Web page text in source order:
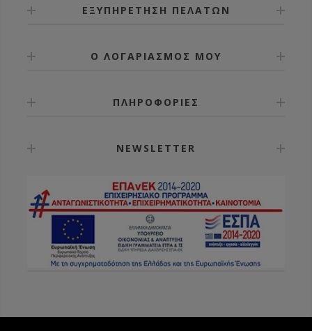
ΕΞΥΠΗΡΕΤΗΣΗ ΠΕΛΑΤΩΝ
Ο ΛΟΓΑΡΙΑΣΜΟΣ ΜΟΥ
ΠΛΗΡΟΦΟΡΙΕΣ
NEWSLETTER